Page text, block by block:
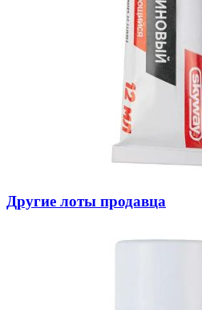
Другие лоты продавца